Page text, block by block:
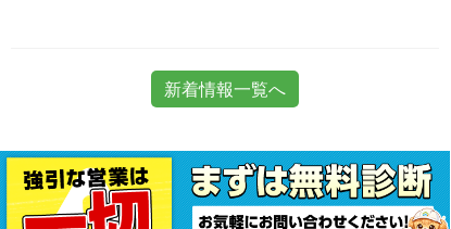
新着情報一覧へ